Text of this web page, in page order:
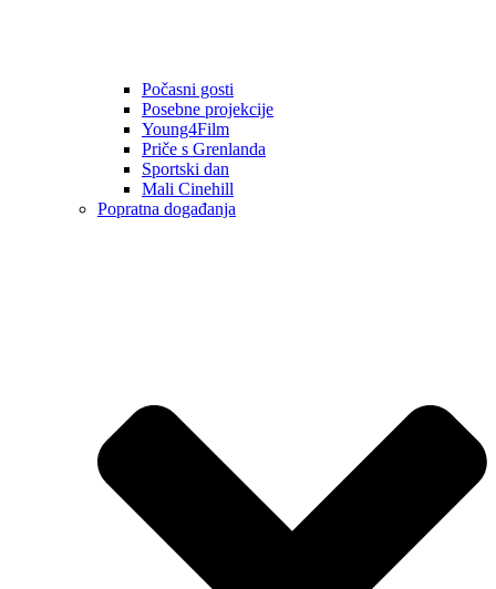
Počasni gosti
Posebne projekcije
Young4Film
Priče s Grenlanda
Sportski dan
Mali Cinehill
Popratna događanja